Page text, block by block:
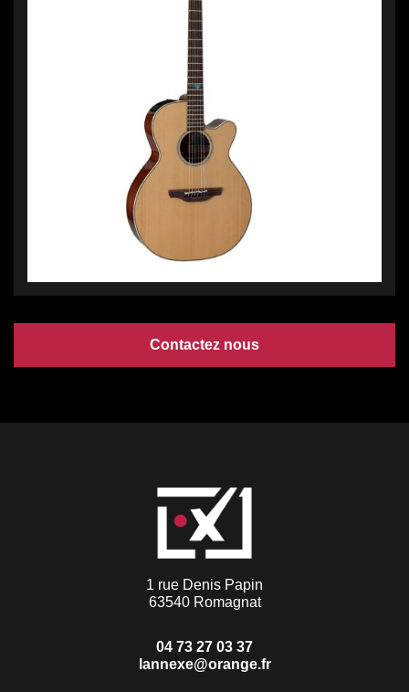
Contactez nous
1 rue Denis Papin
63540 Romagnat
04 73 27 03 37
lannexe@orange.fr